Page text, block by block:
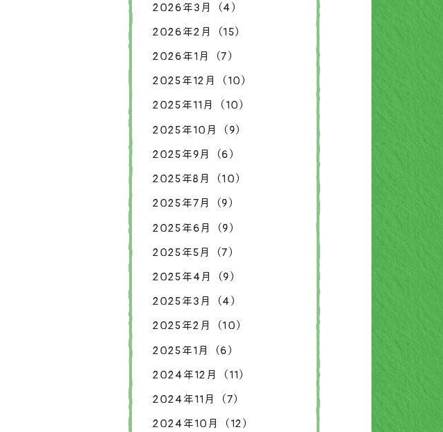
2026年3月（4）
2026年2月（15）
2026年1月（7）
2025年12月（10）
2025年11月（10）
2025年10月（9）
2025年9月（6）
2025年8月（10）
2025年7月（9）
2025年6月（9）
2025年5月（7）
2025年4月（9）
2025年3月（4）
2025年2月（10）
2025年1月（6）
2024年12月（11）
2024年11月（7）
2024年10月（12）